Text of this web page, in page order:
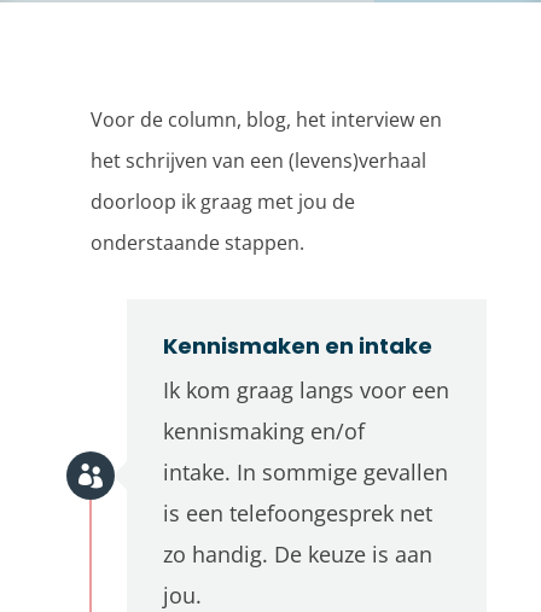
Voor de column, blog, het interview en
het schrijven van een (levens)verhaal
doorloop ik graag met jou de
onderstaande stappen.
Kennismaken en intake
Ik kom graag langs voor een
kennismaking en/of
intake. In sommige gevallen
is een telefoongesprek net
zo handig. De keuze is aan
jou.